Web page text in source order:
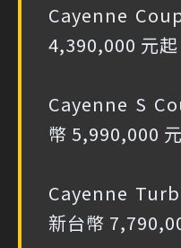
Cayenne
4,390,000 元起
Cayenne S
幣 5,990,000
Cayenne
新台幣